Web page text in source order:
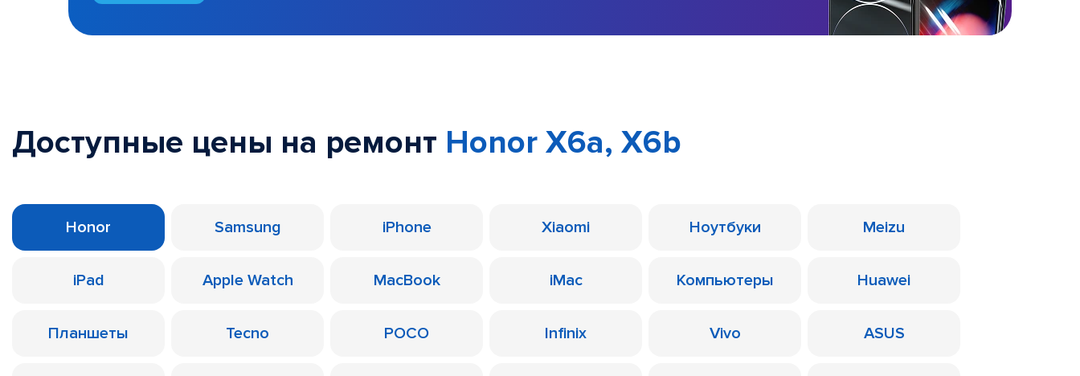
Доступные цены на ремонт Honor X6a, X6b
Honor Samsung iPhone Xiaomi Ноутбуки Meizu
iPad Apple Watch MacBook iMac Компьютеры Huawei
Планшеты Tecno POCO Infinix Vivo ASUS